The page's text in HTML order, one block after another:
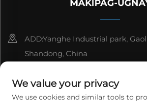
MAKIPAG-
ADD:Yanghe Industrial park,
Shandong, China
[email protected]
We value your privacy
We use cookies and similar tools to